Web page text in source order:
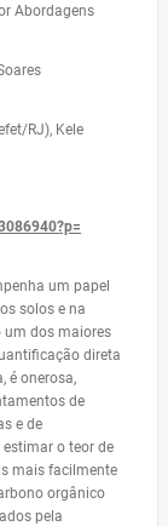
Abordagens
RJ), Kele
um papel
solos e na
dos maiores
direta
é onerosa,
de
e de
o teor de
mais facilmente
orgânico
pela